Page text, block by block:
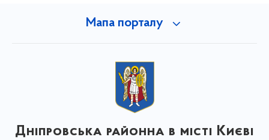
Мапа порталу
Дніпровська районна в місті Києві